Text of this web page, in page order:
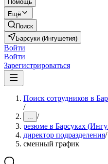
Помощь
Ещё
Поиск
Барсуки (Ингушетия)
Войти
Войти
Зарегистрироваться
Поиск сотрудников в
/
... /
резюме в Барсуках
директор подразделения/
сменный график